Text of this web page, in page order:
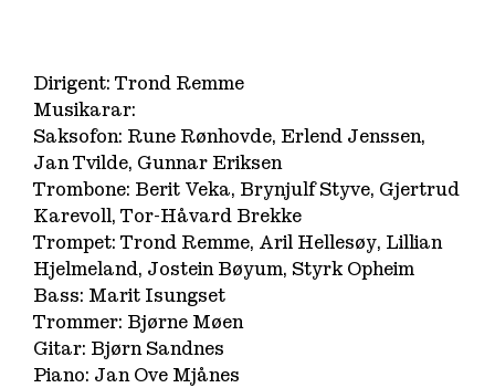
Dirigent: Trond Remme
Musikarar:
Saksofon: Rune Rønhovde, Erlend Jenssen,
Jan Tvilde, Gunnar Eriksen
Trombone: Berit Veka, Brynjulf Styve, Gjertrud
Karevoll, Tor-Håvard Brekke
Trompet: Trond Remme, Aril Hellesøy, Lillian
Hjelmeland, Jostein Bøyum, Styrk Opheim
Bass: Marit Isungset
Trommer: Bjørne Møen
Gitar: Bjørn Sandnes
Piano: Jan Ove Mjånes